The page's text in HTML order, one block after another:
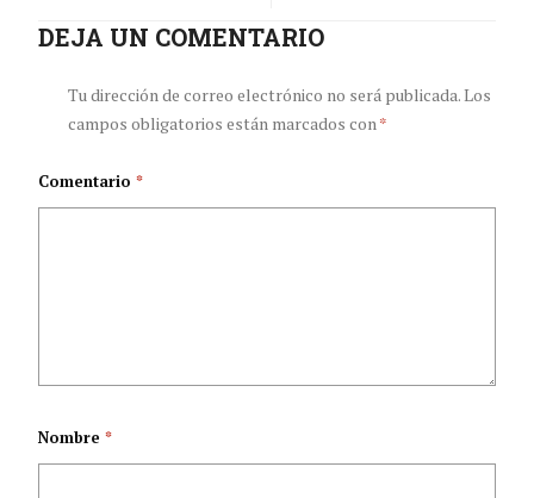
genoma vuelve a
estar en la agenda de
mortalidad de los
niños
está aumentando por
DEJA UN COMENTARIO
Tu dirección de correo electrónico no será publicada.Los
campos obligatorios están marcados con*
Comentario*
Nombre*